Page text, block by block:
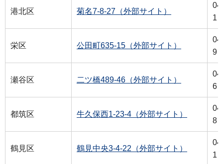
港北区 菊名7-8-27（外部サイト）
1
栄区 公田町635-15（外部サイト）
9
瀬谷区 二ツ橋489-46（外部サイト）
6
都筑区 牛久保西1-23-4（外部サイト）
8
鶴見区 鶴見中央3-4-22（外部サイト）
1